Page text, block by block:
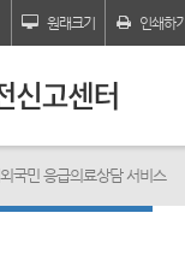
원래크기 인쇄하기
국민 응급의료상담 서비스